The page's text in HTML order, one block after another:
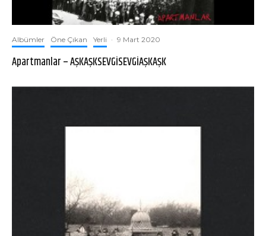
Albümler Öne Çıkan Yerli · 9 Mart 2020
Apartmanlar – AŞKAŞKSEVGİSEVGİAŞKAŞK